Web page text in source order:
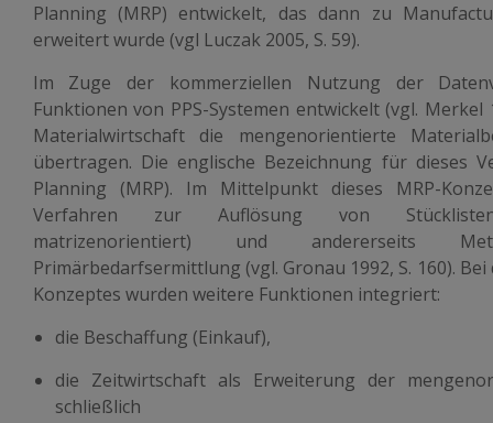
Planning (MRP) entwickelt, das dann zu
erweitert wurde (vgl Luczak 2005, S. 59).
Im Zuge der kommerziellen Nutzung der
Funktionen von PPS-Systemen entwickelt (vgl.
Materialwirtschaft die mengenorientierte
übertragen. Die englische Bezeichnung für dieses
Planning (MRP). Im Mittelpunkt dieses MRP-
Verfahren zur Auflösung von
matrizenorientiert) und andererseits
Primärbedarfsermittlung (vgl. Gronau 1992, S. 160).
Konzeptes wurden weitere Funktionen integriert:
die Beschaffung (Einkauf),
die Zeitwirtschaft als Erweiterung der
schließlich